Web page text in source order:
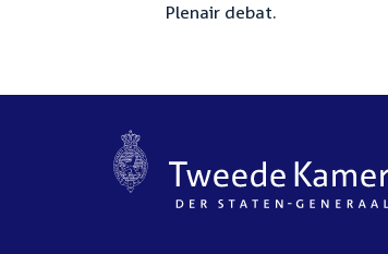
Plenair debat.